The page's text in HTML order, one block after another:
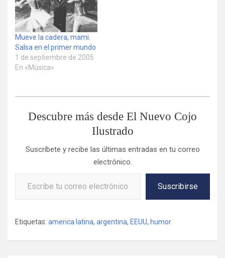
Mueve la cadera, mami.
Salsa en el primer mundo
1 de septiembre de 2005
En «Música»
Descubre más desde El Nuevo Cojo
Ilustrado
Suscríbete y recibe las últimas entradas en tu correo
electrónico.
Escribe tu correo electrónico…
Suscribirse
Etiquetas: america latina, argentina, EEUU, humor